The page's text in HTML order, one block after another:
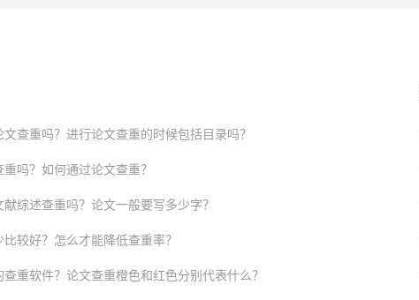
文查重吗？进行论文查重的时候包括目录吗？
吗？如何通过论文查重？
综述查重吗？论文一般要写多少字？
比较好？怎么才能降低查重率？
查重软件？论文查重橙色和红色分别代表什么？